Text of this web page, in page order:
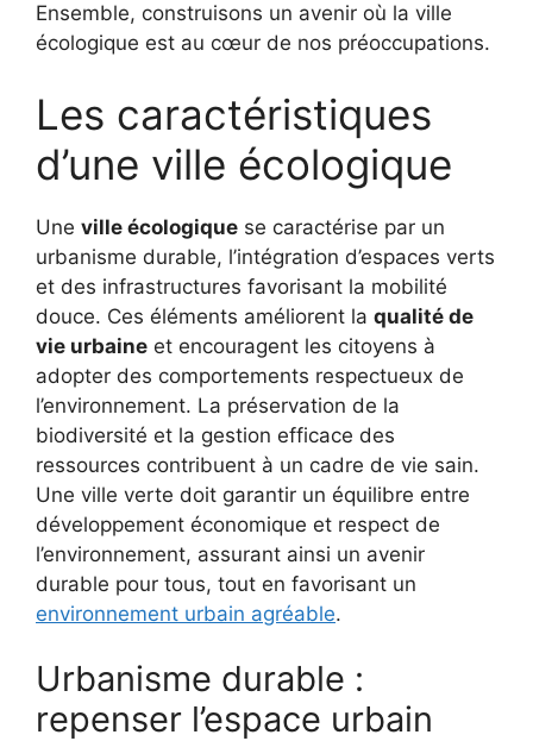
Ensemble, construisons un avenir où la ville
écologique est au cœur de nos préoccupations.
Les caractéristiques
d’une ville écologique
Une ville écologique se caractérise par un
urbanisme durable, l’intégration d’espaces verts
et des infrastructures favorisant la mobilité
douce. Ces éléments améliorent la qualité de
vie urbaine et encouragent les citoyens à
adopter des comportements respectueux de
l’environnement. La préservation de la
biodiversité et la gestion efficace des
ressources contribuent à un cadre de vie sain.
Une ville verte doit garantir un équilibre entre
développement économique et respect de
l’environnement, assurant ainsi un avenir
durable pour tous, tout en favorisant un
environnement urbain agréable.
Urbanisme durable :
repenser l’espace urbain